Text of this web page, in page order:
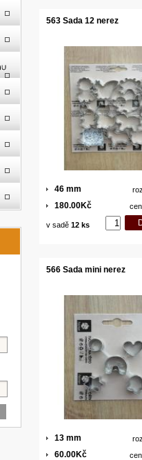
563 Sada 12 nerez
46 mm
180.00Kč
v sadě 12 ks
566 Sada mini nerez
13 mm
60.00Kč